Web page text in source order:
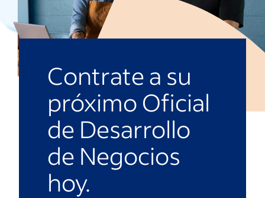
Contrate a su
próximo Oficial
de Desarrollo
de Negocios
hoy.